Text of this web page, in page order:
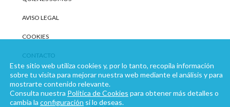
AVISO LEGAL
COOKIES
CONTACTO
Este sitio web utiliza cookies y, por lo tanto, recopila información
sobre tu visita para mejorar nuestra web mediante el análisis y para
mostrarte contenido relevante.
Consulta nuestra Política de Cookies para obtener más detalles o
cambia la configuración si lo deseas.